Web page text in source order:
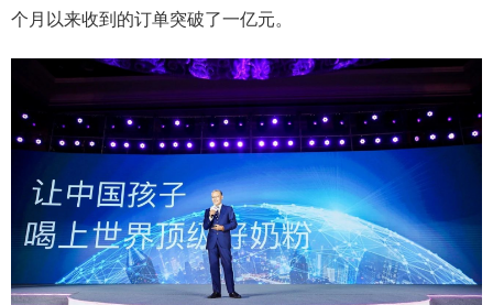
个月以来收到的订单突破了一亿元。